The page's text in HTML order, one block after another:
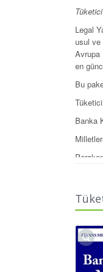
Legal
usul ve
Avrupa
en
Bu
Banka
Banka
gibi